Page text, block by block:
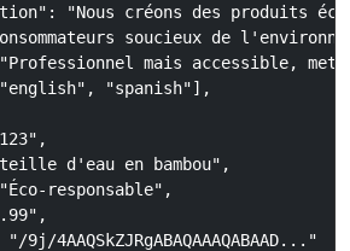
"Nous créons des produits
soucieux de
mais accessible,
"spanish"],
d'eau en bambou",
responsable",
"/9j/4AAQSkZJRgABAQAAAQABAAD..."